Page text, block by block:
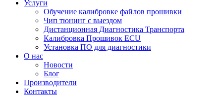
Услуги
Обучение калибровке файлов прошивки
Чип тюнинг с выездом
Дистанционная Диагностика Транспорта
Калибровка Прошивок ECU
Установка ПО для диагностики
О нас
Новости
Блог
Производители
Контакты